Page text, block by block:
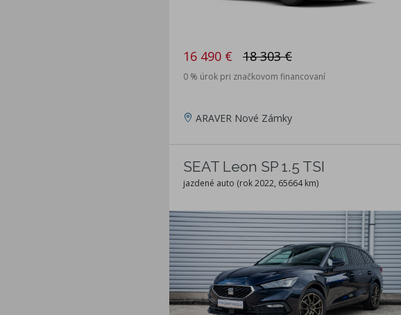
16 490 € 18 303 €
0 % úrok pri značkovom financovaní
ARAVER Nové Zámky
SEAT Leon SP 1.5 TSI
jazdené auto (rok 2022, 65664 km)